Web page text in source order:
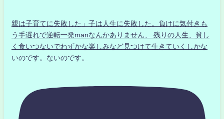
親は子育てに失敗した」子は人生に失敗した。負けに気付きも
う手遅れで逆転一発manなんかありません、 残りの人生、貧し
く食いつないでわずかな楽しみなど見つけて生きていくしかな
いのです。ないのです。